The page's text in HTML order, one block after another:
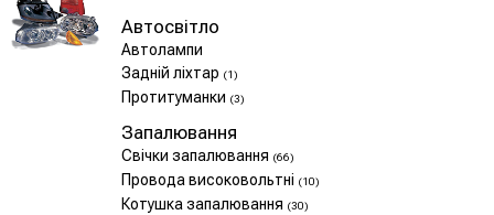
Автосвітло
Автолампи
Задній ліхтар (1)
Протитуманки (3)
Запалювання
Свічки запалювання (66)
Провода високовольтні (10)
Котушка запалювання (30)